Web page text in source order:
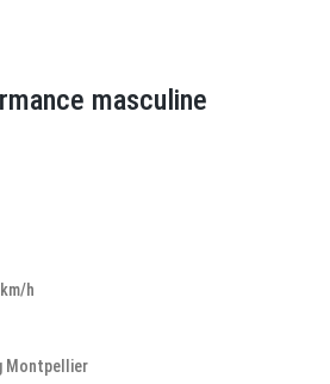
masculine
h
Montpellier